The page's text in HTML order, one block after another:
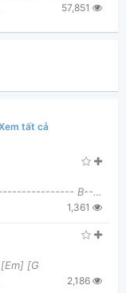
57,851
tất cả
[E] [F#]- [G] [A]X2 riff: E--------------------------------- B---------------------------------
1,361
[G
2,186